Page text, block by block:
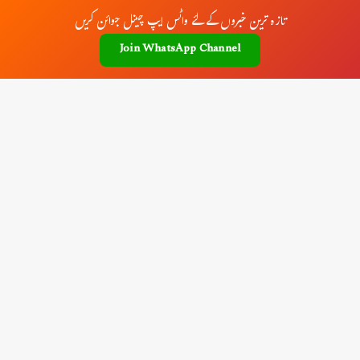
تازہ ترین خبروں کے لئے واٹس ایپ چینل جوائن کریں
Join WhatsApp Channel